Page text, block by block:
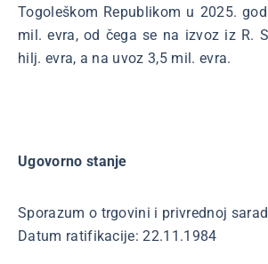
Togoleškom Republikom u 2025.
mil. evra, od čega se na izvoz iz R.
hilj. evra, a na uvoz 3,5 mil. evra.
Ugovorno stanje
Sporazum o trgovini i privrednoj
Datum ratifikacije: 22.11.1984